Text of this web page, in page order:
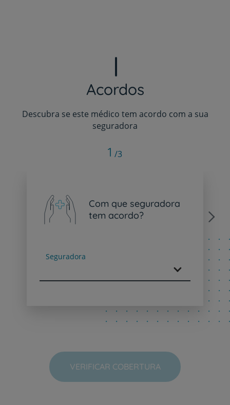
Acordos
Descubra se este médico tem acordo com a sua
seguradora
Com que seguradora
tem acordo?
Seguradora
Next
1 /3
VERIFICAR COBERTURA